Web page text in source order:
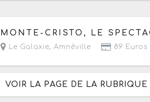
Du vendredi 18 au samedi 19
- Prochaine date le vendredi 18
MONTE-CRISTO, LE
Le Galaxie, Amnéville 89 Euros
VOIR LA PAGE DE LA RUBRIQUE